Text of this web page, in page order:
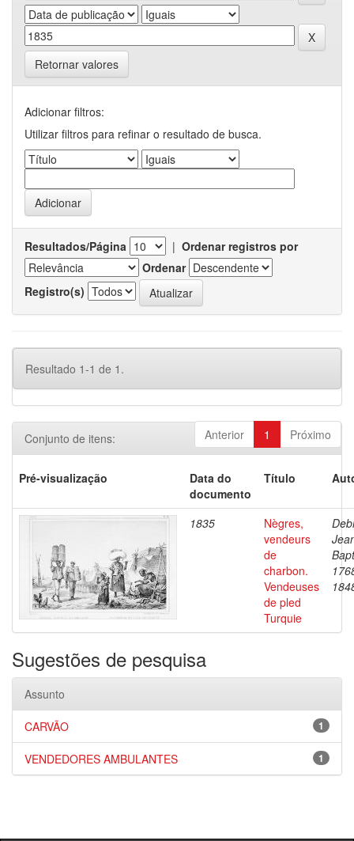
Retornar valores
Adicionar filtros:
Utilizar filtros para refinar o resultado de busca.
Resultados/Página | Ordenar registros por
Ordenar
Registro(s)
Resultado 1-1 de 1.
Anterior 1 Próximo
Conjunto de itens:
Pré-visualização
Data do
documento
Título
1835
Nègres,
vendeurs
de
charbon.
Vendeuses
de pled
Turquie
Sugestões de pesquisa
Assunto
1
CARVÃO
1
VENDEDORES AMBULANTES